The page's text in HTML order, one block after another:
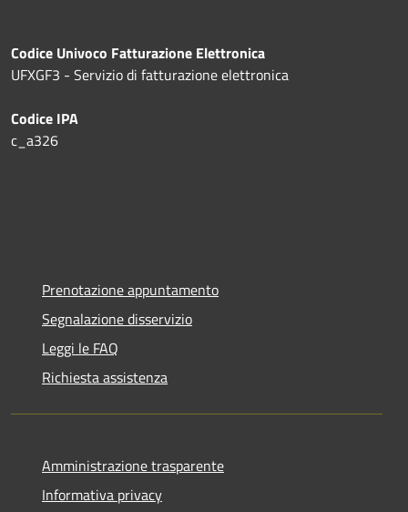
Codice Univoco Fatturazione Elettronica
UFXGF3 - Servizio di fatturazione elettronica
Codice IPA
c_a326
Prenotazione appuntamento
Segnalazione disservizio
Leggi le FAQ
Richiesta assistenza
Amministrazione trasparente
Informativa privacy